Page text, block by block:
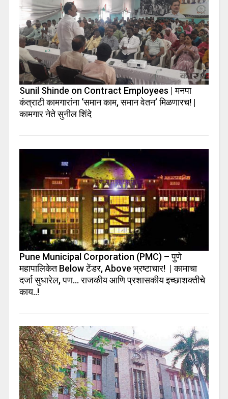
Sunil Shinde on Contract Employees | मनपा
कंत्राटी कामगारांना ‘समान काम, समान वेतन’ मिळणारच! |
कामगार नेते सुनील शिंदे
Pune Municipal Corporation (PMC) – पुणे
महापालिकेत Below टेंडर, Above भ्रष्टाचार! | कामाचा
दर्जा सुधारेल, पण… राजकीय आणि प्रशासकीय इच्छाशक्तीचे
काय..!